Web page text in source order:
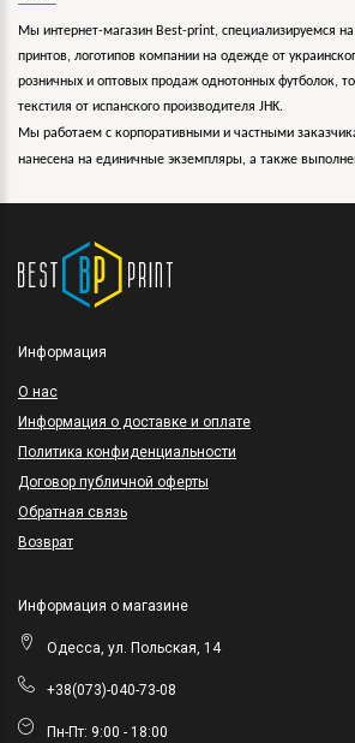
Мы интернет-магазин Best-print, специализируемся
принтов, логотипов компании на одежде от
розничных и оптовых продаж однотонных футболок,
текстиля от испанского производителя JHK.
Мы работаем с корпоративными и частными
нанесена на единичные экземпляры, а также
Информация
O нас
Информация о доставке и оплате
Политика конфиденциальности
Договор публичной оферты
Обратная связь
Возврат
Информация о магазине
Одесса, ул. Польская, 14
+38(073)-040-73-08
Пн-Пт: 9:00 - 18:00